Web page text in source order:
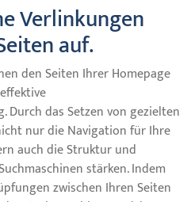
Verlinkungen
auf.
den Seiten Ihrer Homepage
Durch das Setzen von gezielten
nur die Navigation für Ihre
auch die Struktur und
stärken. Indem
zwischen Ihren Seiten